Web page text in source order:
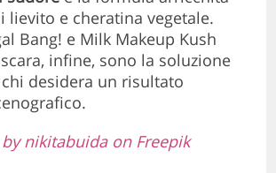
lievito e cheratina vegetale.
Bang! e Milk Makeup Kush
infine, sono la soluzione
desidera un risultato
by nikitabuida on Freepik